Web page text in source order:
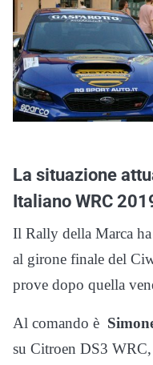
La situazione
Italiano WRC
Il Rally della Marca
al girone finale del
prove dopo quella
Al comando è
su Citroen DS3